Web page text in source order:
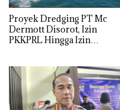
Proyek Dredging PT Mc
Dermott Disorot, Izin
PKKPRL Hingga Izin